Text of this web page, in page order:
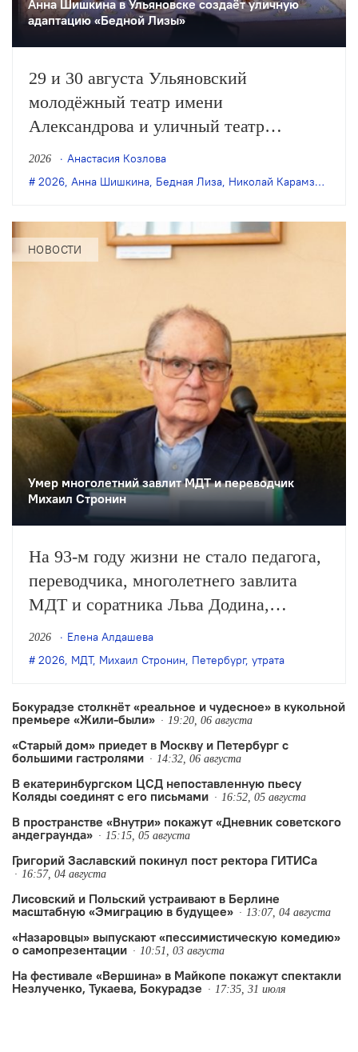
Анна Шишкина в Ульяновске создаëт уличную
адаптацию «Бедной Лизы»
29 и 30 августа Ульяновский
молодёжный театр имени
Александрова и уличный театр
«Странствующие куклы господина
Пэжо» из Санкт-Петербурга покажут
«Бедная Лиза» по одноимённой
повести Карамзина. Постановка
2026
Анастасия Козлова
2026, Анна Шишкина, Бедная Лиза, Николай Карамзин
НОВОСТИ
Умер многолетний завлит МДТ и переводчик
Михаил Стронин
На 93-м году жизни не стало педагога,
переводчика, многолетнего завлита
МДТ и соратника Льва Додина,
заслуженного деятеля искусств России
Михаила Стронина. О смерти
его близкие.
2026
Елена Алдашева
2026, МДТ, Михаил Стронин, Петербург, утрата
Бокурадзе столкнëт «реальное и чудесное» в кукольной
премьере «Жили-были»
19:20, 06 августа
«Старый дом» приедет в Москву и Петербург с
большими гастролями
14:32, 06 августа
В екатеринбургском ЦСД непоставленную пьесу
Коляды соединят с его письмами
16:52, 05 августа
В пространстве «Внутри» покажут «Дневник советского
андеграунда»
15:15, 05 августа
Григорий Заславский покинул пост ректора ГИТИСа
16:57, 04 августа
Лисовский и Польский устраивают в Берлине
масштабную «Эмиграцию в будущее»
13:07, 04 августа
«Назаровцы» выпускают «пессимистическую комедию»
о самопрезентации
10:51, 03 августа
На фестивале «Вершина» в Майкопе покажут спектакли
Незлученко, Тукаева, Бокурадзе
17:35, 31 июля